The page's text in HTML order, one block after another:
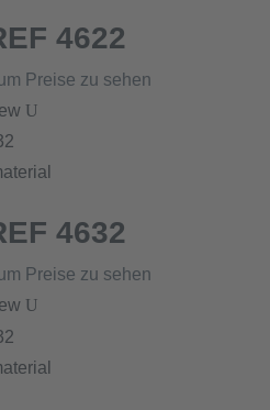
4622
Preise zu sehen
4632
Preise zu sehen